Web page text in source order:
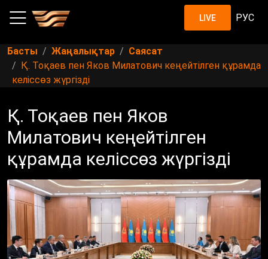
LIVE РУС
Басты Жаңалықтар
Саясат
Қ. Тоқаев пен Яков Милатович кеңейтілген құрамда
келіссөз жүргізді
Қ. Тоқаев пен Яков
Милатович кеңейтілген
құрамда келіссөз жүргізді